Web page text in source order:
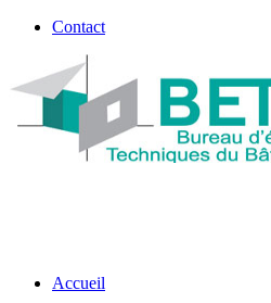
Contact
Accueil